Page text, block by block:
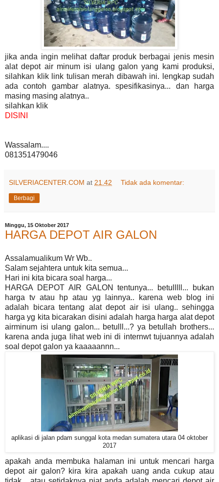
jika anda ingin melihat daftar produk berbagai jenis mesin
alat depot air minum isi ulang galon yang kami produksi,
silahkan klik link tulisan merah dibawah ini. lengkap sudah
ada contoh gambar alatnya. spesifikasinya... dan harga
masing masing alatnya..
silahkan klik
DISINI
Wassalam....
081351479046
SILVERIACENTER.COM at 21.42 Tidak ada komentar:
Berbagi
Minggu, 15 Oktober 2017
HARGA DEPOT AIR GALON
Assalamualikum Wr Wb..
Salam sejahtera untuk kita semua...
Hari ini kita bicara soal harga...
HARGA DEPOT AIR GALON tentunya... betulllll... bukan
harga tv atau hp atau yg lainnya.. karena web blog ini
adalah bicara tentang alat depot air isi ulang.. sehingga
harga yg kita bicarakan disini adalah harga harga alat depot
airminum isi ulang galon... betulll...? ya betullah brothers...
karena anda juga lihat web ini di internwt tujuannya adalah
soal depot galon ya kaaaaannn...
aplikasi di jalan pdam sunggal kota medan sumatera utara 04 oktober
2017
apakah anda membuka halaman ini untuk mencari harga
depot air galon? kira kira apakah uang anda cukup atau